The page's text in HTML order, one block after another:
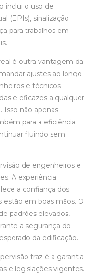
inclui o uso de
(EPIs), sinalização
para trabalhos em
é outra vantagem da
ajustes ao longo
e técnicos
e eficazes a qualquer
Isso não apenas
para a eficiência
fluindo sem
de engenheiros e
A experiência
a confiança dos
estão em boas mãos. O
padrões elevados,
a segurança do
da edificação.
traz é a garantia
e legislações vigentes.